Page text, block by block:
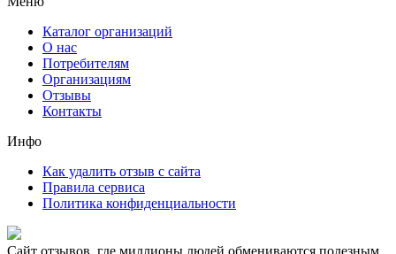
Каталог организаций
О нас
Потребителям
Организациям
Отзывы
Контакты
Инфо
Как удалить отзыв с сайта
Правила сервиса
Политика конфиденциальности
Сайт отзывов, где миллионы людей обмениваются полезным